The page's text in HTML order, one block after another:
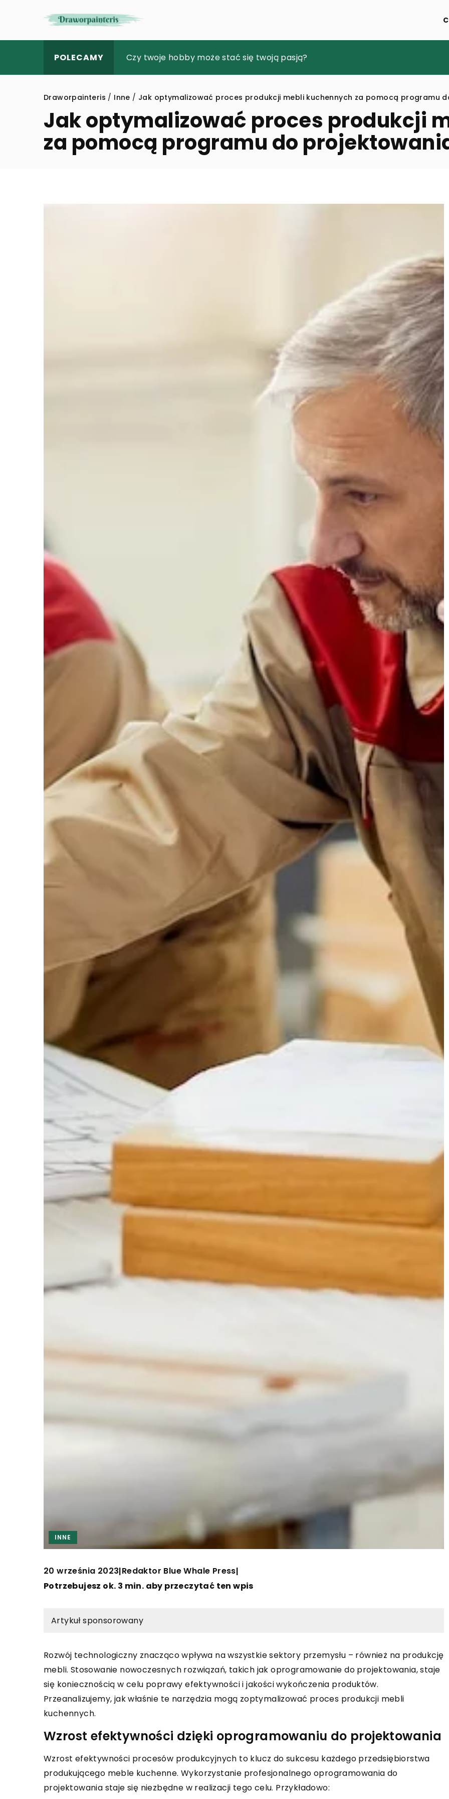
POLECAMY „Odkrywanie świata unikatowych znaczków: jak zacząć swoją przygodę z
Czy twoje hobby może stać się twoją pasją?
Magia ręcznie robionych notesów: Twórz unikalne dzienniki i zeszyty
Draworpainteris / Inne / Jak optymalizować proces produkcji mebli kuchennych za pomocą programu
Jak optymalizować proces produkcji
za pomocą programu do
INNE
20 września 2023|Redaktor Blue Whale Press|
Potrzebujesz ok. 3 min. aby przeczytać ten wpis
Artykuł sponsorowany
Rozwój technologiczny znacząco wpływa na wszystkie sektory przemysłu – również na produkcję
mebli. Stosowanie nowoczesnych rozwiązań, takich jak oprogramowanie do projektowania, staje
się koniecznością w celu poprawy efektywności i jakości wykończenia produktów.
Przeanalizujemy, jak właśnie te narzędzia mogą zoptymalizować proces produkcji mebli
kuchennych.
Wzrost efektywności dzięki oprogramowaniu do projektowania
Wzrost efektywności procesów produkcyjnych to klucz do sukcesu każdego przedsiębiorstwa
produkującego meble kuchenne. Wykorzystanie profesjonalnego oprogramowania do
projektowania staje się niezbędne w realizacji tego celu. Przykładowo: